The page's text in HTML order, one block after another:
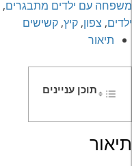
טיול
למשפחות
איטליה-
אזור
האגמים
והרי
משפחה עם ילדים מתבגרים,
ילדים, צפון, קיץ, קשישים
תיאור
תוכן עניינים
תיאור